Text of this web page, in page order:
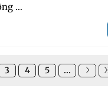
...
3 4 5 ...